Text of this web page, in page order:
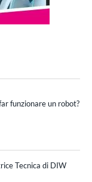
funzionare un robot?
Tecnica di DIW